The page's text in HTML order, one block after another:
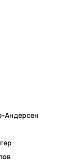
Андерсен